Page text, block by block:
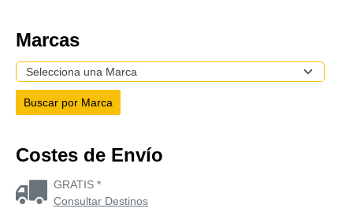
Marcas
Costes de Envío
GRATIS *
Consultar Destinos